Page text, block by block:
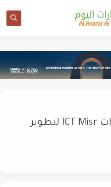
"خالد حمادة ينضم لقيادات ICT Misr لتطوير